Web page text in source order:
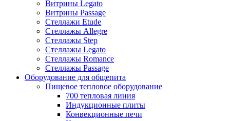
Витрины Legato
Витрины Passage
Стеллажи Etude
Стеллажы Allegre
Стеллажы Step
Стеллажы Legato
Стеллажы Romance
Стеллажы Passage
Оборудование для общепита
Пищевое тепловое оборудование
700 тепловая линия
Индукционные плиты
Конвекционные печи